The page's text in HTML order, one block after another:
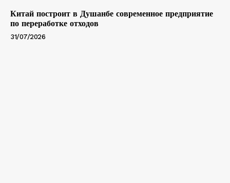
Китай построит в Душанбе современное предприятие
по переработке отходов
31/07/2026